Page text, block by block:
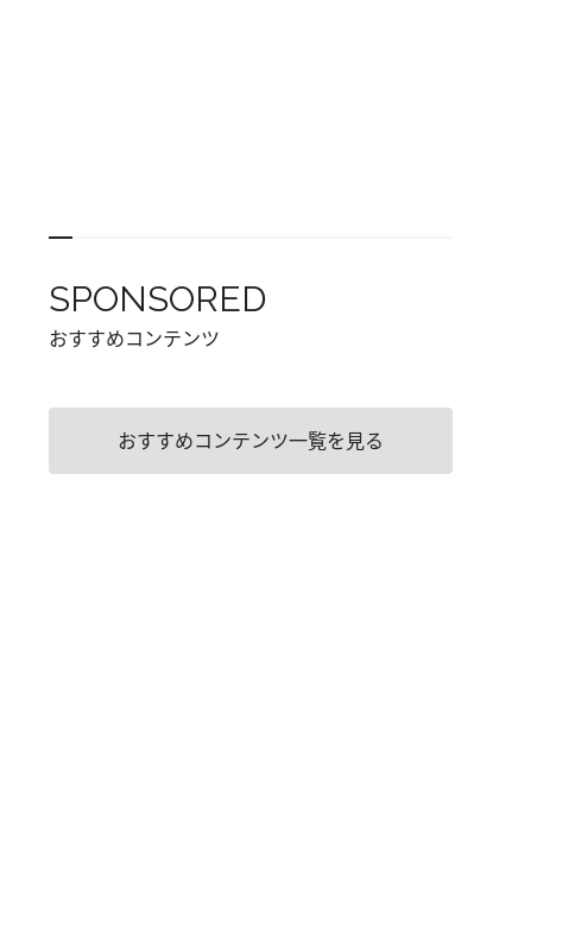
SPONSORED
おすすめコンテンツ
おすすめコンテンツ一覧を見る